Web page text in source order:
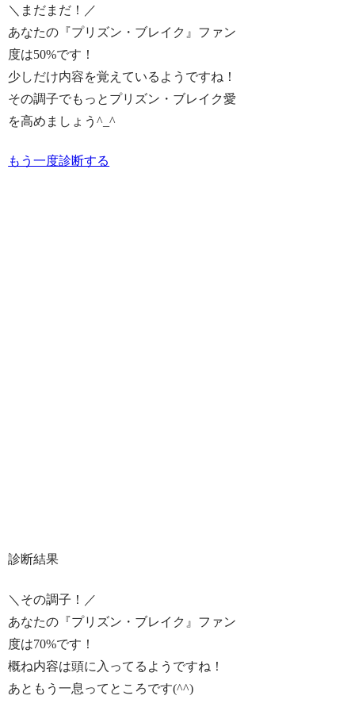
＼まだまだ！／
あなたの『プリズン・ブレイク』ファン
度は50%です！
少しだけ内容を覚えているようですね！
その調子でもっとプリズン・ブレイク愛
を高めましょう^_^
もう一度診断する
診断結果
＼その調子！／
あなたの『プリズン・ブレイク』ファン
度は70%です！
概ね内容は頭に入ってるようですね！
あともう一息ってところです(^^)